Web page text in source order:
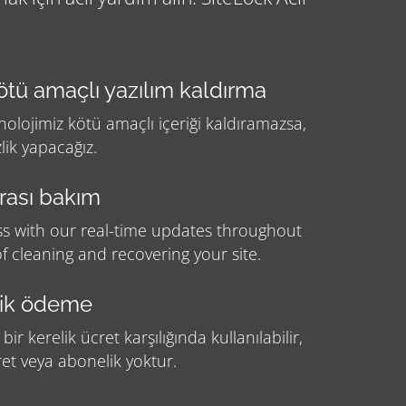
amaçlı yazılım kaldırma
kötü amaçlı içeriği kaldıramazsa,
yapacağız.
bakım
with our real-time updates throughout
cleaning and recovering your site.
ödeme
kerelik ücret karşılığında kullanılabilir,
veya abonelik yoktur.